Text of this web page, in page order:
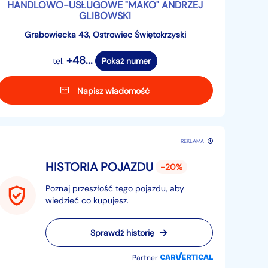
HANDLOWO-USŁUGOWE "MAKO" ANDRZEJ
GLIBOWSKI
Grabowiecka 43, Ostrowiec Świętokrzyski
tel. +48... Pokaż numer
Napisz wiadomość
REKLAMA
HISTORIA POJAZDU
-20%
Poznaj przeszłość tego pojazdu, aby
wiedzieć co kupujesz.
Sprawdź historię
Partner